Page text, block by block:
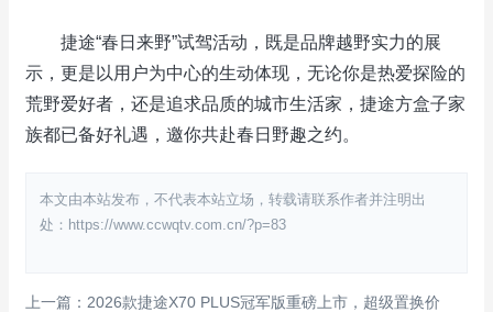
捷途“春日来野”试驾活动，既是品牌越野实力的展
示，更是以用户为中心的生动体现，无论你是热爱探险的
荒野爱好者，还是追求品质的城市生活家，捷途方盒子家
族都已备好礼遇，邀你共赴春日野趣之约。
本文由本站发布，不代表本站立场，转载请联系作者并注明出
处：https://www.ccwqtv.com.cn/?p=83
上一篇：2026款捷途X70 PLUS冠军版重磅上市，超级置换价